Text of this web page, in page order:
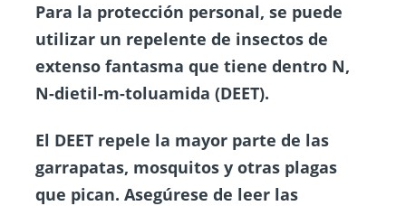
Para la protección personal, se puede
utilizar un repelente de insectos de
extenso fantasma que tiene dentro N,
N-dietil-m-toluamida (DEET).
El DEET repele la mayor parte de las
garrapatas, mosquitos y otras plagas
que pican. Asegúrese de leer las